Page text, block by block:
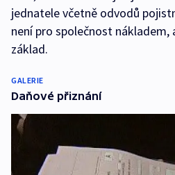
jednatele včetně odvodů
není pro společnost nákladem,
základ.
GALERIE
Daňové přiznání